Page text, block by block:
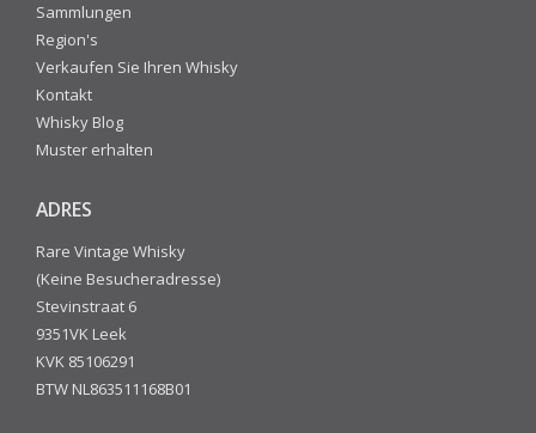
Sammlungen
Region's
Verkaufen Sie Ihren Whisky
Kontakt
Whisky Blog
Muster erhalten
ADRES
Rare Vintage Whisky
(Keine Besucheradresse)
Stevinstraat 6
9351VK Leek
KVK 85106291
BTW NL863511168B01